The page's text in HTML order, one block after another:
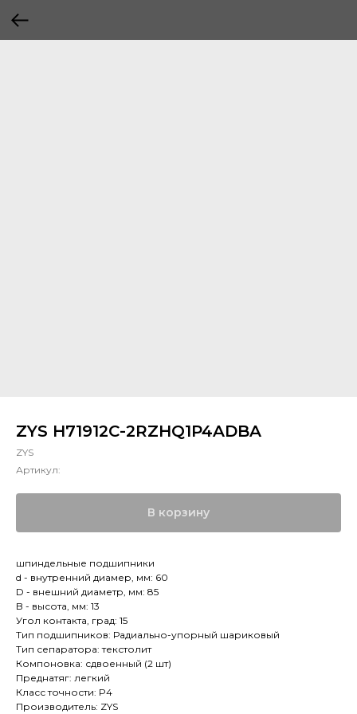
ZYS H71912C-2RZHQ1P4ADBA
ZYS
Артикул:
В корзину
шпиндельные подшипники
d - внутренний диамер, мм: 60
D - внешний диаметр, мм: 85
B - высота, мм: 13
Угол контакта, град: 15
Тип подшипников: Радиально-упорный шариковый
Тип сепаратора: текстолит
Компоновка: сдвоенный (2 шт)
Преднатяг: легкий
Класс точности: P4
Производитель: ZYS